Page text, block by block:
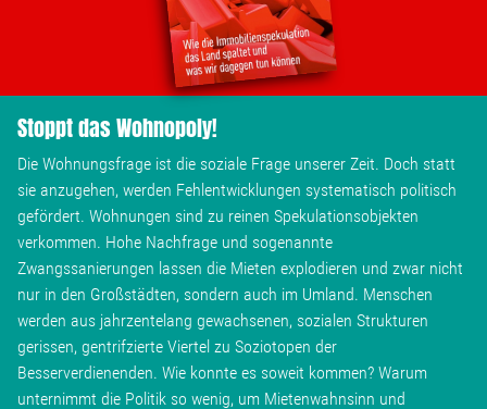
Stoppt das Wohnopoly!
Die Wohnungsfrage ist die soziale Frage unserer Zeit. Doch statt
sie anzugehen, werden Fehlentwicklungen systematisch politisch
gefördert. Wohnungen sind zu reinen Spekulationsobjekten
verkommen. Hohe Nachfrage und sogenannte
Zwangssanierungen lassen die Mieten explodieren und zwar nicht
nur in den Großstädten, sondern auch im Umland. Menschen
werden aus jahrzentelang gewachsenen, sozialen Strukturen
gerissen, gentrifzierte Viertel zu Soziotopen der
Besserverdienenden. Wie konnte es soweit kommen? Warum
unternimmt die Politik so wenig, um Mietenwahnsinn und